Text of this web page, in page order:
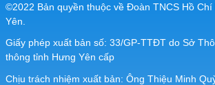
©2022 Bản quyền thuộc về Đoàn TNCS Hồ Chí
Yên.
Giấy phép xuất bản số: 33/GP-TTĐT do Sở
thông tỉnh Hưng Yên cấp
Chịu trách nhiệm xuất bản: Ông Thiệu Minh